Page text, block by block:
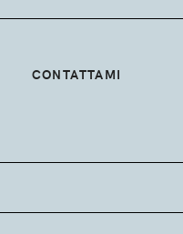
CONTATTAMI